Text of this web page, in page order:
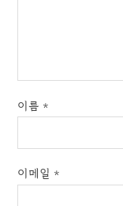
이름 *
이메일 *